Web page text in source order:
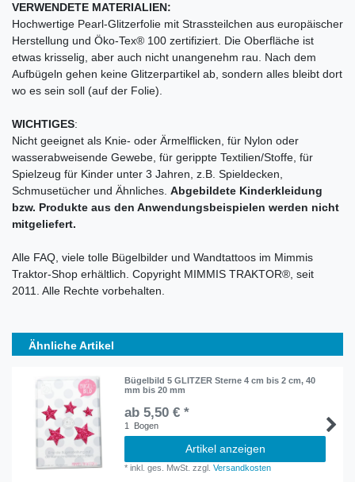
VERWENDETE MATERIALIEN:
Hochwertige Pearl-Glitzerfolie mit Strassteilchen aus europäischer
Herstellung und Öko-Tex® 100 zertifiziert. Die Oberfläche ist
etwas krisselig, aber auch nicht unangenehm rau. Nach dem
Aufbügeln gehen keine Glitzerpartikel ab, sondern alles bleibt dort
wo es sein soll (auf der Folie).
WICHTIGES:
Nicht geeignet als Knie- oder Ärmelflicken, für Nylon oder
wasserabweisende Gewebe, für gerippte Textilien/Stoffe, für
Spielzeug für Kinder unter 3 Jahren, z.B. Spieldecken,
Schmusetücher und Ähnliches. Abgebildete Kinderkleidung
bzw. Produkte aus den Anwendungsbeispielen werden nicht
mitgeliefert.
Alle FAQ, viele tolle Bügelbilder und Wandtattoos im Mimmis
Traktor-Shop erhältlich. Copyright MIMMIS TRAKTOR®, seit
2011. Alle Rechte vorbehalten.
Ähnliche Artikel
Bügelbild 5 GLITZER Sterne 4 cm bis 2 cm, 40
mm bis 20 mm
ab 5,50 € *
1 Bogen
Artikel anzeigen
*inkl. ges. MwSt. zzgl.Versandkosten